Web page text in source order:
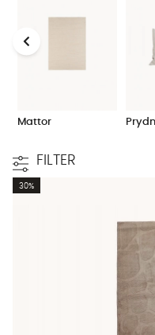
Mattor
FILTER
30%